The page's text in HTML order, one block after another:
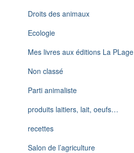
Droits des animaux
Ecologie
Mes livres aux éditions La PLage
Non classé
Parti animaliste
produits laitiers, lait, oeufs…
recettes
Salon de l’agriculture